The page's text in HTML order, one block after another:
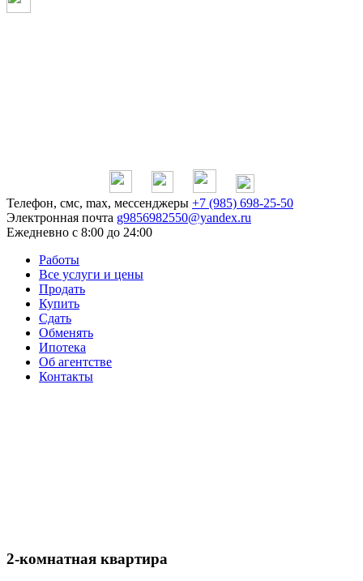
Телефон, смс, max, мессенджеры +7 (985) 698-25-50
Электронная почта g9856982550@yandex.ru
Ежедневно с 8:00 до 24:00
Работы
Все услуги и цены
Продать
Купить
Сдать
Обменять
Ипотека
Об агентстве
Контакты
2-комнатная квартира